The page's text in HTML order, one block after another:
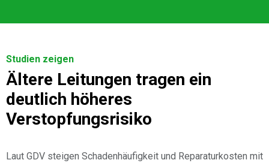
Studien zeigen
Ältere Leitungen tragen ein
deutlich höheres
Verstopfungsrisiko
Laut GDV steigen Schadenhäufigkeit und Reparaturkosten mit